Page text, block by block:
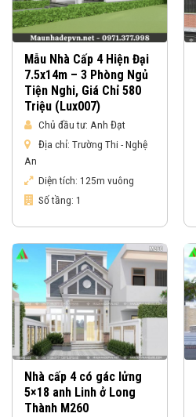
Mẫu Nhà Cấp 4 Hiện Đại
7.5x14m – 3 Phòng Ngủ
Tiện Nghi, Giá Chỉ 580
Triệu (Lux007)
Chủ đầu tư: Anh Đạt
Địa chỉ: Trường Thi - Nghệ
An
Diện tích: 125m vuông
Số tầng: 1
Nhà cấp 4 có gác lửng
5×18 anh Linh ở Long
Thành M260